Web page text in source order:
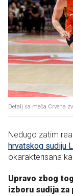
Detalj sa meča Crvena
Nedugo zatim
hrvatskog sudiju
okarakterisana
Upravo zbog
izboru sudija